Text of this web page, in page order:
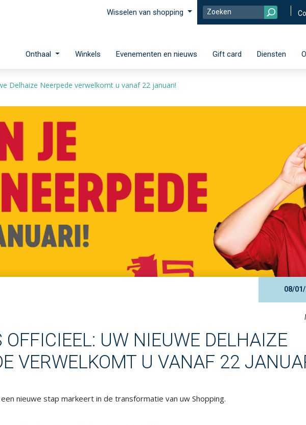
Wisselen van shopping
Onthaal Winkels Evenementen en nieuws Gift card Diensten
Delhaize Neerpede verwelkomt u vanaf 22 januari!
08/
OFFICIEEL: UW NIEUWE DELHAIZE
VERWELKOMT U VANAF 22
nieuwe stap markeert in de transformatie van uw Shopping.